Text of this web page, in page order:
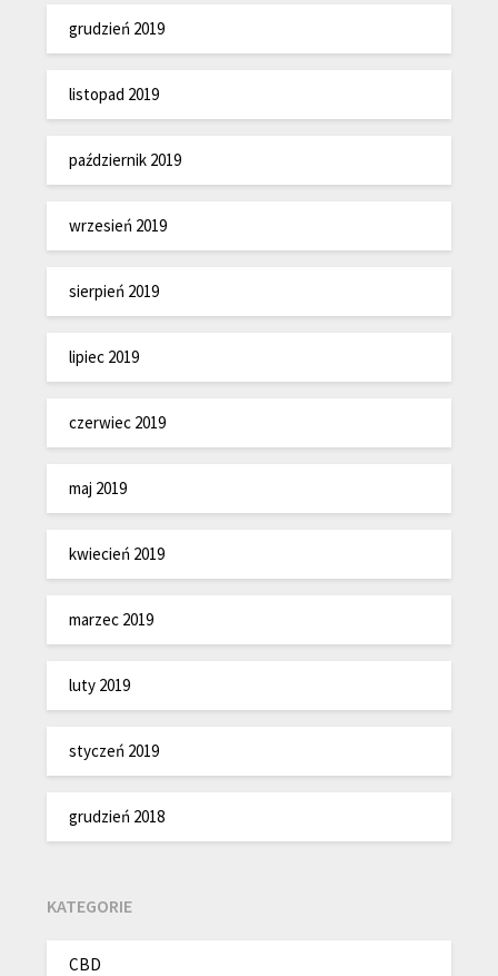
grudzień 2019
listopad 2019
październik 2019
wrzesień 2019
sierpień 2019
lipiec 2019
czerwiec 2019
maj 2019
kwiecień 2019
marzec 2019
luty 2019
styczeń 2019
grudzień 2018
KATEGORIE
CBD